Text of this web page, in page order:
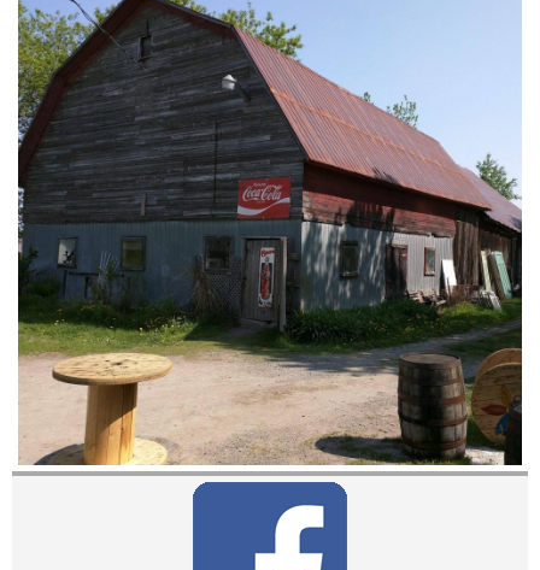
Album
Portes
Fenêtres
Chaises
Contact
Contactez nous!